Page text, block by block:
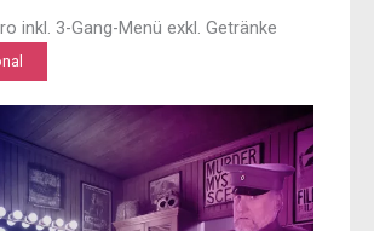
inkl. 3-Gang-Menü exkl. Getränke